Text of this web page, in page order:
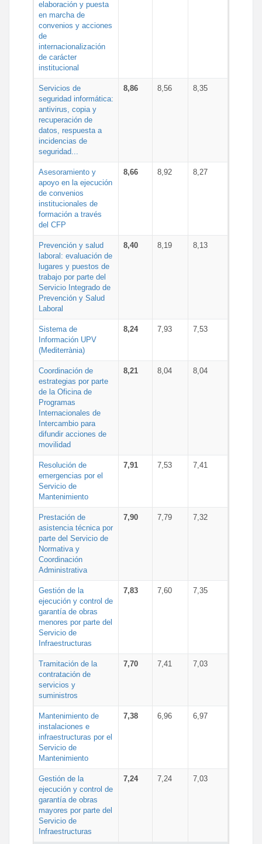
elaboración y puesta
en marcha de
convenios y acciones
de
internacionalización
de carácter
institucional
Servicios de
seguridad informática:
antivirus, copia y
recuperación de
datos, respuesta a
incidencias de
seguridad...
8,86 8,56 8,35
Asesoramiento y
apoyo en la ejecución
de convenios
institucionales de
formación a través
del CFP
8,66 8,92 8,27
Prevención y salud
laboral: evaluación de
lugares y puestos de
trabajo por parte del
Servicio Integrado de
Prevención y Salud
Laboral
8,40 8,19 8,13
Sistema de
Información UPV
(Mediterrània)
8,24 7,93 7,53
Coordinación de
estrategias por parte
de la Oficina de
Programas
Internacionales de
Intercambio para
difundir acciones de
movilidad
8,21 8,04 8,04
Resolución de
emergencias por el
Servicio de
Mantenimiento
7,91 7,53 7,41
Prestación de
asistencia técnica por
parte del Servicio de
Normativa y
Coordinación
Administrativa
7,90 7,79 7,32
Gestión de la
ejecución y control de
garantía de obras
menores por parte del
Servicio de
Infraestructuras
7,83 7,60 7,35
Tramitación de la
contratación de
servicios y
suministros
7,70 7,41 7,03
Mantenimiento de
instalaciones e
infraestructuras por el
Servicio de
Mantenimiento
7,38 6,96 6,97
Gestión de la
ejecución y control de
garantía de obras
mayores por parte del
Servicio de
Infraestructuras
7,24 7,24 7,03